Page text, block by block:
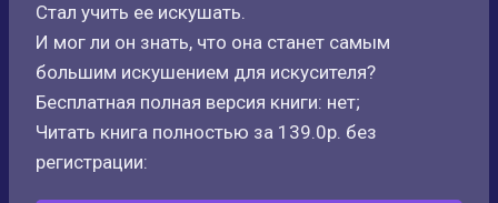
Стал учить ее искушать.
И мог ли он знать, что она станет самым
большим искушением для искусителя?
Бесплатная полная версия книги: нет;
Читать книга полностью за 139.0р. без
регистрации: